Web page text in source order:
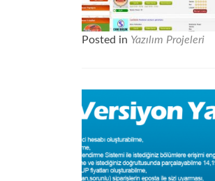
Posted in Yazılım Projeleri